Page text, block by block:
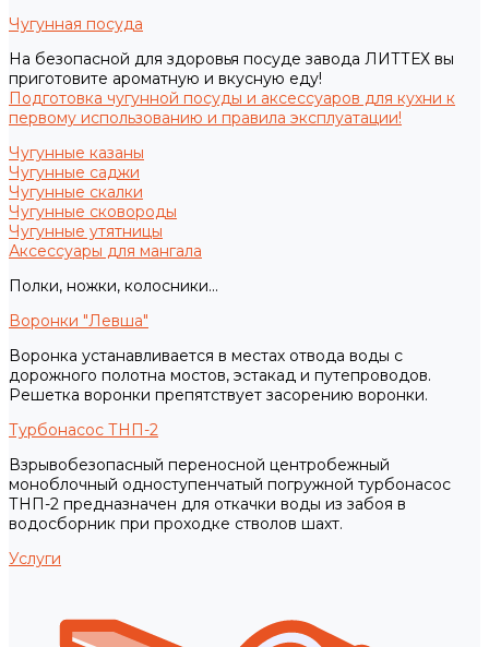
Чугунная посуда
На безопасной для здоровья посуде завода ЛИТТЕХ вы
приготовите ароматную и вкусную еду!
Подготовка чугунной посуды и аксессуаров для кухни к
первому использованию и правила эксплуатации!
Чугунные казаны
Чугунные саджи
Чугунные скалки
Чугунные сковороды
Чугунные утятницы
Аксессуары для мангала
Полки, ножки, колосники...
Воронки "Левша"
Воронка устанавливается в местах отвода воды с
дорожного полотна мостов, эстакад и путепроводов.
Решетка воронки препятствует засорению воронки.
Турбонасос ТНП-2
Взрывобезопасный переносной центробежный
моноблочный одноступенчатый погружной турбонасос
ТНП-2 предназначен для откачки воды из забоя в
водосборник при проходке стволов шахт.
Услуги